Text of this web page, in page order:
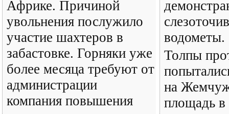
Африке. Причиной
увольнения послужило
участие шахтеров в
забастовке. Горняки уже
более месяца требуют от
администрации
компания повышения
водометы.
Толпы
на
площадь в